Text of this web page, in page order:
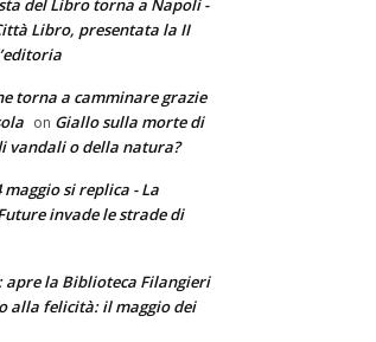
del Libro torna a Napoli -
Libro, presentata la II
torna a camminare grazie
on Giallo sulla morte di
vandali o della natura?
si replica - La
invade le strade di
apre la Biblioteca Filangieri
alla felicità: il maggio dei